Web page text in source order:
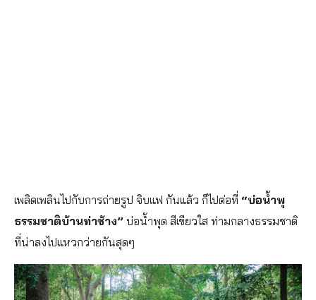
เพลิดเพลินไปกับการถ่ายรูป จิบแฟ กันแล้ว ก็ไปต่อที่ “บ่อน้ำพุ
ธรรมชาติบ้านท่าช้าง” บ่อน้ำพุด สีเขียวใส ท่ามกลางธรรมชาติ
ที่น่าลงไปแหวกว่ายกันสุดๆ